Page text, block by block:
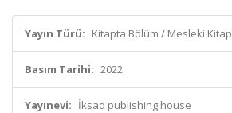
Yayın Türü: Kitapta Bölüm / Mesleki Kitap
Basım Tarihi: 2022
Yayınevi: İksad publishing house